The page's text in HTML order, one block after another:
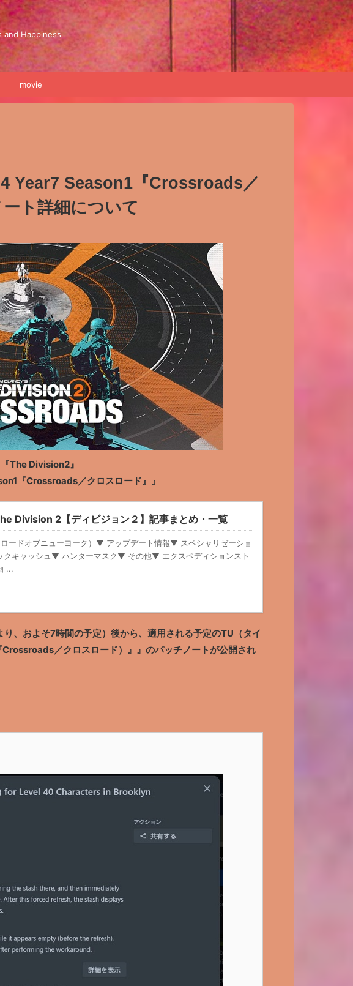
and Happiness
movie
Year7 Season1『Crossroads／
ト詳細について
『The Division2』
『Crossroads／クロスロード』』
Division 2【ディビジョン２】記事まとめ・一覧
ードオブニューヨーク）▼ アップデート情報▼ スペシャリゼーショ
キャッシュ▼ ハンターマスク▼ その他▼ エクスペディションスト
...
、およそ7時間の予定）後から、適用される予定のTU（タイ
／クロスロード）』』のパッチノートが公開され